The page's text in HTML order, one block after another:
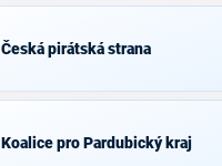
Česká pirátská strana
Koalice pro Pardubický kraj